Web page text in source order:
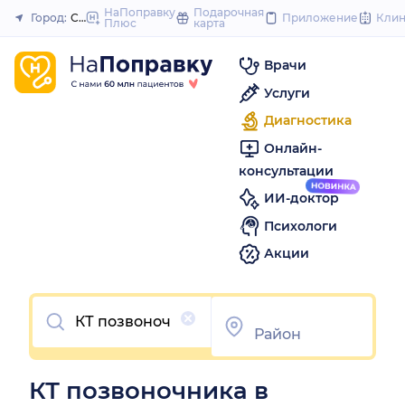
to
Закрыть
Город: СмоленскНаПоправку
Плюс
Подарочная
карта
Приложение
Врачи
Услуги
Диагностика
Онлайн-
консультации
ИИ-доктор
Психологи
Акции
Очистить
КТ позвоночника в